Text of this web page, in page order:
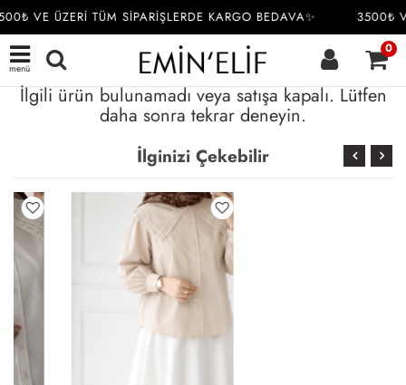
VE ÜZERİ TÜM SİPARİŞLERDE KARGO BEDAVA✨ 3500₺
menü
0
İlgili ürün bulunamadı veya satışa kapalı. Lütfen
daha sonra tekrar deneyin.
İlginizi Çekebilir